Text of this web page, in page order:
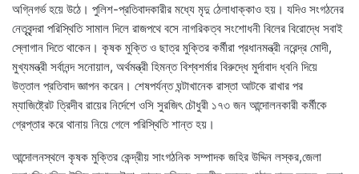
অগ্নিগর্ভ হয়ে উঠে। পুলিশ-প্রতিবাদকারীর মধ্যে মৃদু ঠেলাধাক্কাও হয়। যদিও সংগঠনের
নেতৃবৃন্দরা পরিস্থিতি সামাল দিলে রাজপথে বসে নাগরিকত্ব সংশোধনী বিলের বিরোদ্ধে সবাই
স্লোগান দিতে থাকেন। কৃষক মুক্তি ও ছাত্র মুক্তির কর্মীরা প্রধানমন্ত্রী নরেন্দ্র মোদী,
মুখ্যমন্ত্রী সর্বানন্দ সনোয়াল, অর্থমন্ত্রী হিমন্ত বিশ্বশর্মার বিরুদ্ধে মুর্দাবাদ ধ্বনি দিয়ে
উত্তাল প্রতিবাদ জ্ঞাপন করেন। শেষপর্যন্ত ঘন্টাখানেক রাস্তা আটকে রাখার পর
ম্যাজিষ্ট্রেট ত্রিদীব রায়ের নির্দেশে ওসি সুরজিৎ চৌধুরী ১৭৩ জন আন্দোলনকারী কর্মীকে
গ্রেপ্তার করে থানায় নিয়ে গেলে পরিস্থিতি শান্ত হয়।
আন্দোলনস্থলে কৃষক মুক্তির কেন্দ্রীয় সাংগঠনিক সম্পাদক জহির উদ্দিন লস্কর,জেলা